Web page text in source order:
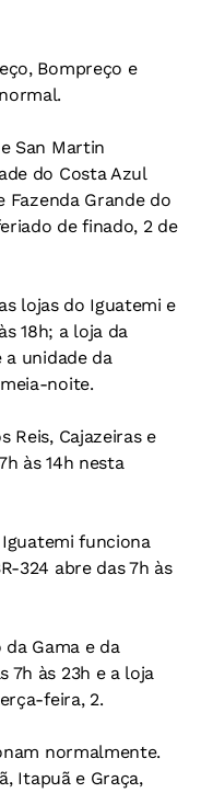
Bompreço e
San Martin
do Costa Azul
Fazenda Grande do
de finado, 2 de
lojas do Iguatemi e
18h; a loja da
a unidade da
noite.
Reis, Cajazeiras e
às 14h nesta
funciona
324 abre das 7h às
da Gama e da
7h às 23h e a loja
feira, 2.
normalmente.
Itapuã e Graça,